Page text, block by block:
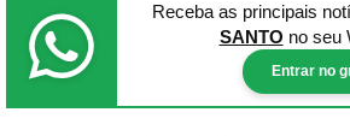
Receba as principais
SANTO no seu
Entrar no